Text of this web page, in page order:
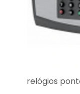
relógios